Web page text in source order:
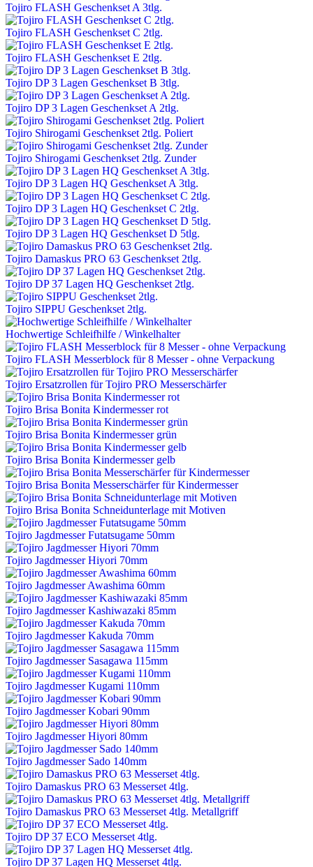
Tojiro FLASH Geschenkset A 3tlg.
Tojiro FLASH Geschenkset C 2tlg.
Tojiro FLASH Geschenkset E 2tlg.
Tojiro DP 3 Lagen Geschenkset B 3tlg.
Tojiro DP 3 Lagen Geschenkset A 2tlg.
Tojiro Shirogami Geschenkset 2tlg. Poliert
Tojiro Shirogami Geschenkset 2tlg. Zunder
Tojiro DP 3 Lagen HQ Geschenkset A 3tlg.
Tojiro DP 3 Lagen HQ Geschenkset C 2tlg.
Tojiro DP 3 Lagen HQ Geschenkset D 5tlg.
Tojiro Damaskus PRO 63 Geschenkset 2tlg.
Tojiro DP 37 Lagen HQ Geschenkset 2tlg.
Tojiro SIPPU Geschenkset 2tlg.
Hochwertige Schleifhilfe / Winkelhalter
Tojiro FLASH Messerblock für 8 Messer - ohne Verpackung
Tojiro Ersatzrollen für Tojiro PRO Messerschärfer
Tojiro Brisa Bonita Kindermesser rot
Tojiro Brisa Bonita Kindermesser grün
Tojiro Brisa Bonita Kindermesser gelb
Tojiro Brisa Bonita Messerschärfer für Kindermesser
Tojiro Brisa Bonita Schneidunterlage mit Motiven
Tojiro Jagdmesser Futatsugame 50mm
Tojiro Jagdmesser Hiyori 70mm
Tojiro Jagdmesser Awashima 60mm
Tojiro Jagdmesser Kashiwazaki 85mm
Tojiro Jagdmesser Kakuda 70mm
Tojiro Jagdmesser Sasagawa 115mm
Tojiro Jagdmesser Kugami 110mm
Tojiro Jagdmesser Kobari 90mm
Tojiro Jagdmesser Hiyori 80mm
Tojiro Jagdmesser Sado 140mm
Tojiro Damaskus PRO 63 Messerset 4tlg.
Tojiro Damaskus PRO 63 Messerset 4tlg. Metallgriff
Tojiro DP 37 ECO Messerset 4tlg.
Tojiro DP 37 Lagen HQ Messerset 4tlg.